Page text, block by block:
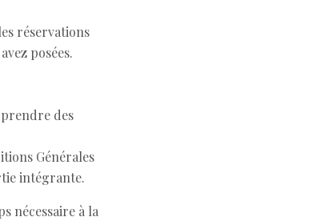
réservations
posées.
des
Générales
intégrante.
nécessaire à la